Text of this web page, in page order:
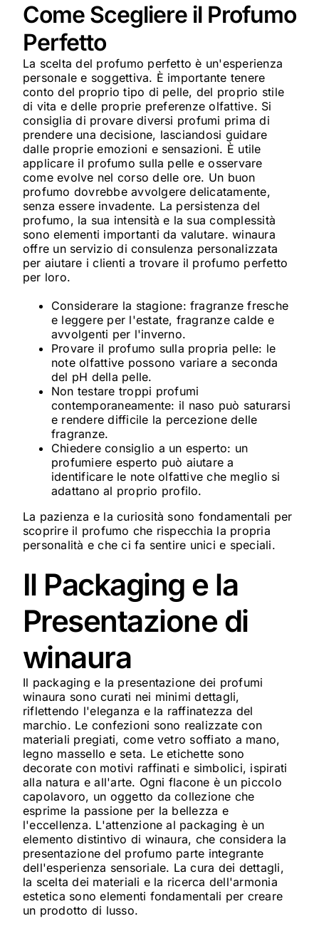
Come Scegliere il Profumo
Perfetto
La scelta del profumo perfetto è un'esperienza
personale e soggettiva. È importante tenere
conto del proprio tipo di pelle, del proprio stile
di vita e delle proprie preferenze olfattive. Si
consiglia di provare diversi profumi prima di
prendere una decisione, lasciandosi guidare
dalle proprie emozioni e sensazioni. È utile
applicare il profumo sulla pelle e osservare
come evolve nel corso delle ore. Un buon
profumo dovrebbe avvolgere delicatamente,
senza essere invadente. La persistenza del
profumo, la sua intensità e la sua complessità
sono elementi importanti da valutare. winaura
offre un servizio di consulenza personalizzata
per aiutare i clienti a trovare il profumo perfetto
per loro.
Considerare la stagione: fragranze fresche
e leggere per l'estate, fragranze calde e
avvolgenti per l'inverno.
Provare il profumo sulla propria pelle: le
note olfattive possono variare a seconda
del pH della pelle.
Non testare troppi profumi
contemporaneamente: il naso può saturarsi
e rendere difficile la percezione delle
fragranze.
Chiedere consiglio a un esperto: un
profumiere esperto può aiutare a
identificare le note olfattive che meglio si
adattano al proprio profilo.
La pazienza e la curiosità sono fondamentali per
scoprire il profumo che rispecchia la propria
personalità e che ci fa sentire unici e speciali.
Il Packaging e la
Presentazione di
winaura
Il packaging e la presentazione dei profumi
winaura sono curati nei minimi dettagli,
riflettendo l'eleganza e la raffinatezza del
marchio. Le confezioni sono realizzate con
materiali pregiati, come vetro soffiato a mano,
legno massello e seta. Le etichette sono
decorate con motivi raffinati e simbolici, ispirati
alla natura e all'arte. Ogni flacone è un piccolo
capolavoro, un oggetto da collezione che
esprime la passione per la bellezza e
l'eccellenza. L'attenzione al packaging è un
elemento distintivo di winaura, che considera la
presentazione del profumo parte integrante
dell'esperienza sensoriale. La cura dei dettagli,
la scelta dei materiali e la ricerca dell'armonia
estetica sono elementi fondamentali per creare
un prodotto di lusso.